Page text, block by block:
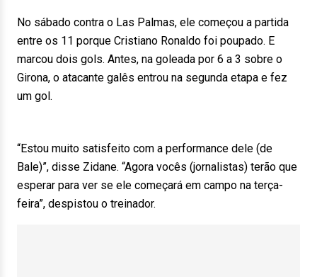
No sábado contra o Las Palmas, ele começou a partida
entre os 11 porque Cristiano Ronaldo foi poupado. E
marcou dois gols. Antes, na goleada por 6 a 3 sobre o
Girona, o atacante galês entrou na segunda etapa e fez
um gol.
“Estou muito satisfeito com a performance dele (de
Bale)”, disse Zidane. “Agora vocês (jornalistas) terão que
esperar para ver se ele começará em campo na terça-
feira”, despistou o treinador.